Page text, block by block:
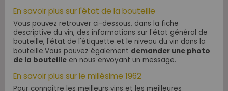
En savoir plus sur l'état de la bouteille
Vous pouvez retrouver ci-dessous, dans la fiche
descriptive du vin, des informations sur l'état général de
bouteille, l'état de l'étiquette et le niveau du vin dans la
bouteille.Vous pouvez également demander une photo
de la bouteille en nous envoyant un message.
En savoir plus sur le millésime 1962
Pour connaître les meilleurs vins et les meilleures